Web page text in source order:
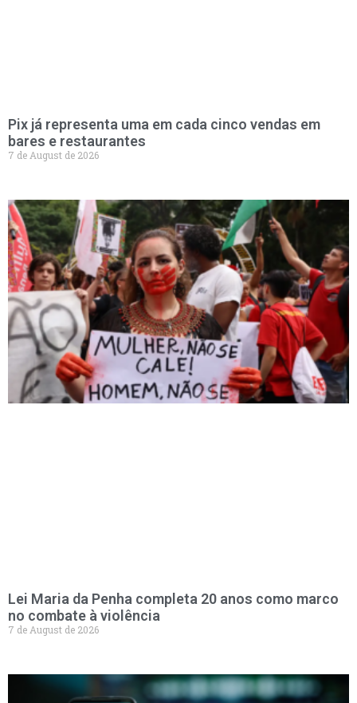
Pix já representa uma em cada cinco vendas em
bares e restaurantes
7 de August de 2026
Lei Maria da Penha completa 20 anos como marco
no combate à violência
7 de August de 2026